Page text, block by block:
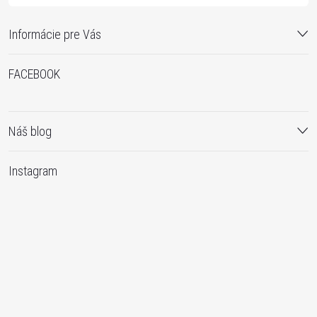
Informácie pre Vás
FACEBOOK
Náš blog
Instagram